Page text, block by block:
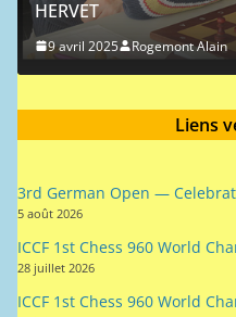
Rogemont Alain Liens
3rd German Open —
28 juillet 2026
ICCF 1st Chess 960 World
28 juillet 2026
Horst Rittner Memorial Team
27 juillet 2026